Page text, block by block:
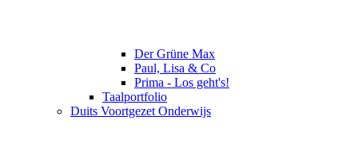
Der Grüne Max
Paul, Lisa & Co
Prima - Los geht's!
Taalportfolio
Duits Voortgezet Onderwijs